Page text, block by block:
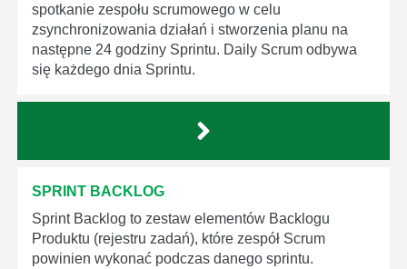
spotkanie zespołu scrumowego w celu
zsynchronizowania działań i stworzenia planu na
następne 24 godziny Sprintu. Daily Scrum odbywa
się każdego dnia Sprintu.
SPRINT BACKLOG
Sprint Backlog to zestaw elementów Backlogu
Produktu (rejestru zadań), które zespół Scrum
powinien wykonać podczas danego sprintu.